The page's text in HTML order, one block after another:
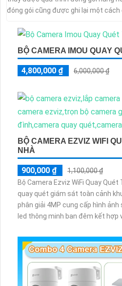
đóng gói cũng được ghi lại một cách
BỘ CAMERA IMOU QUAY
4,800,000 ₫ 6,000,000 ₫
BỘ CAMERA EZVIZ WIFI
NHÀ
900,000 ₫
1,100,000 ₫
Bộ Camera Ezviz WiFi Quay
quay quét giám sát toàn cảnh
phân giải 4MP cung cấp hình
led thông minh ban đêm kết hợp